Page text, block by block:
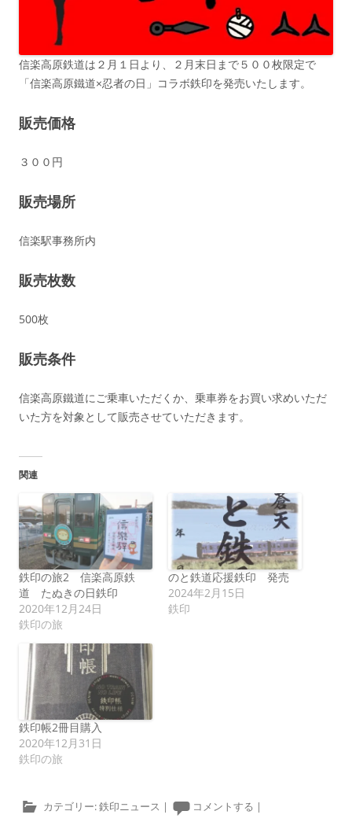
信楽高原鉄道は２月１日より、２月末日まで５００枚限定で
「信楽高原鐵道×忍者の日」コラボ鉄印を発売いたします。
販売価格
３００円
販売場所
信楽駅事務所内
販売枚数
500枚
販売条件
信楽高原鐵道にご乗車いただくか、乗車券をお買い求めいただ
いた方を対象として販売させていただきます。
関連
鉄印の旅2 信楽高原鉄
道 たぬきの日鉄印
2020年12月24日
鉄印の旅
のと鉄道応援鉄印 発売
2024年2月15日
鉄印
鉄印帳2冊目購入
2020年12月31日
鉄印の旅
カテゴリー:鉄印ニュース | コメントする |